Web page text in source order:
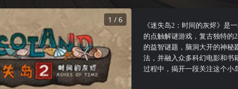
1 / 6
《迷失岛2：时间的灰烬》是
的点触解谜游戏，复古独特的
的益智谜题，脑洞大开的神秘
法，并融入众多科幻电影和书
过程中，揭开一段关注这个小